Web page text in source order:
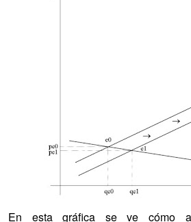
En esta gráfica se ve cómo